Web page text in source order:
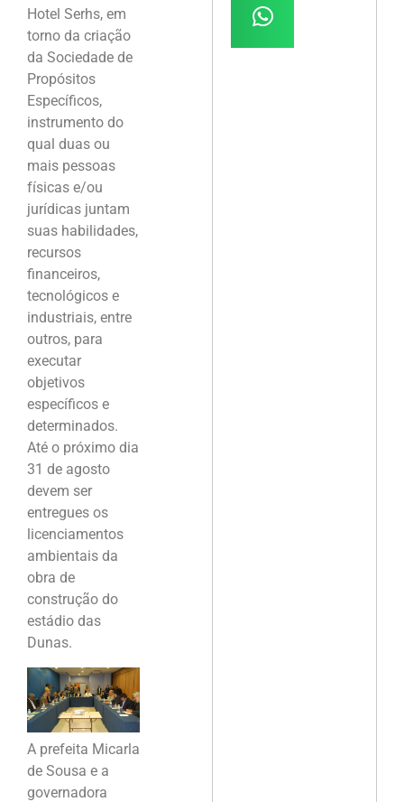
Hotel Serhs, em
torno da criação
da Sociedade de
Propósitos
Específicos,
instrumento do
qual duas ou
mais pessoas
físicas e/ou
jurídicas juntam
suas habilidades,
recursos
financeiros,
tecnológicos e
industriais, entre
outros, para
executar
objetivos
específicos e
determinados.
Até o próximo dia
31 de agosto
devem ser
entregues os
licenciamentos
ambientais da
obra de
construção do
estádio das
Dunas.
A prefeita Micarla
de Sousa e a
governadora